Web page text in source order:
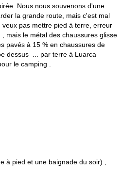
Nous nous souvenons d'une
la grande route, mais c'est mal
pas mettre pied à terre, erreur
mais le métal des chaussures glisse
pavés à 15 % en chaussures de
dessus ... par terre à Luarca
le camping .
à pied et une baignade du soir) ,